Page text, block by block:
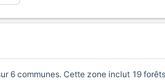
6 communes. Cette zone inclut 19